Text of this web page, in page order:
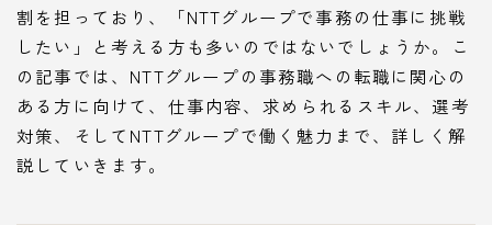
割を担っており、「NTTグループで事務の仕事に挑戦
したい」と考える方も多いのではないでしょうか。こ
の記事では、NTTグループの事務職への転職に関心の
ある方に向けて、仕事内容、求められるスキル、選考
対策、そしてNTTグループで働く魅力まで、詳しく解
説していきます。